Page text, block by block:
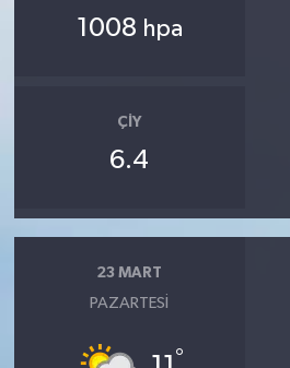
1008 hpa
ÇIY
6.4
23 MART
PAZARTESI
°